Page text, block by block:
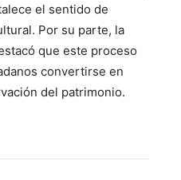
el sentido de
Por su parte, la
que este proceso
convertirse en
del patrimonio.